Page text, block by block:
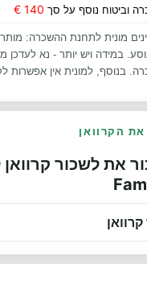
וביטוח נוסף על סך 140 €
במידה ויש יותר - נא
בנוסף, למונית אין אפשרות
את הקרוואן
את לשכור